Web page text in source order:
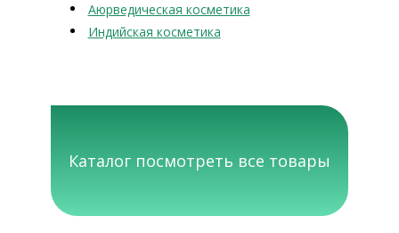
Аюрведическая косметика
Индийская косметика
Каталог посмотреть все товары